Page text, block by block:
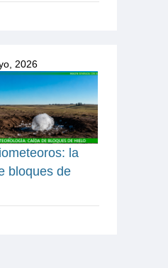
2026
la
bloques de